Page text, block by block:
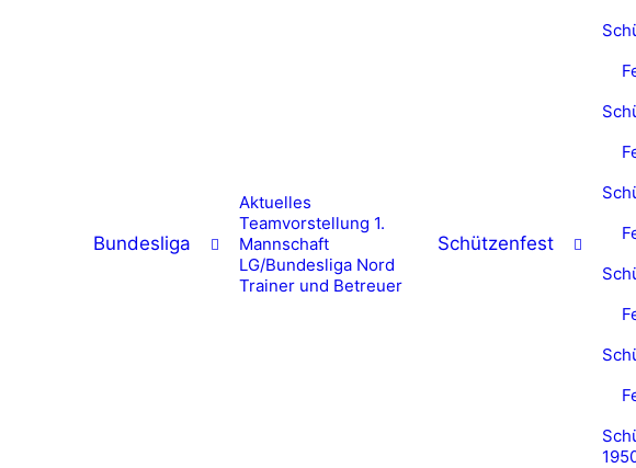
Bundesliga
Aktuelles
Teamvorstellung 1.
Mannschaft
LG/Bundesliga Nord
Trainer und Betreuer
Schützenfest